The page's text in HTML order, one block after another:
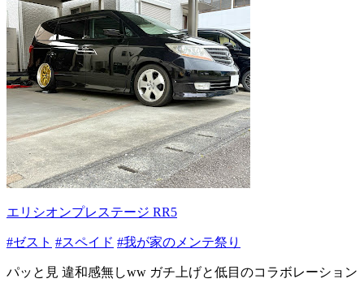
エリシオンプレステージ RR5
#ゼスト #スペイド #我が家のメンテ祭り
パッと見 違和感無しww ガチ上げと低目のコラボレーション